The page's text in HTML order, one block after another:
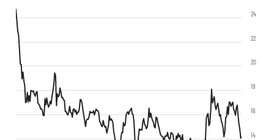
14
16
18
20
22
24